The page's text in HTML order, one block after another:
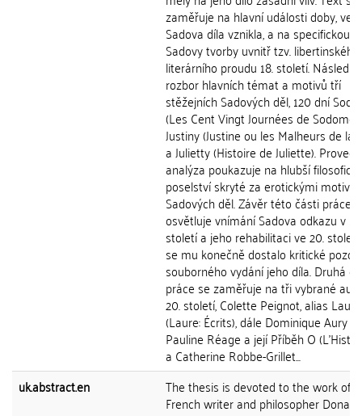
zaměřuje na hlavní události doby, ve
Sadova díla vznikla, a na specifickou
Sadovy tvorby uvnitř tzv. libertinského
literárního proudu 18. století.
rozbor hlavních témat a motivů tří
stěžejních Sadových děl, 120 dní
(Les Cent Vingt Journées de Sodome),
Justiny (Justine ou les Malheurs de la
a Julietty (Histoire de Juliette).
analýza poukazuje na hlubší
poselství skryté za erotickými motivy
Sadových děl. Závěr této části práce
osvětluje vnímání Sadova odkazu v 19.
století a jeho rehabilitaci ve 20.
se mu konečně dostalo kritické
souborného vydání jeho díla. Druhá
práce se zaměřuje na tři vybrané
20. století, Colette Peignot, alias Laure
(Laure: Écrits), dále Dominique Aury
Pauline Réage a její Příběh O
a Catherine Robbe-Grillet...
uk.abstract.en
The thesis is devoted to the work of
French writer and philosopher